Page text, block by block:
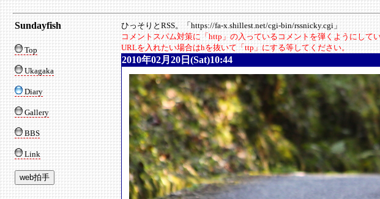
Sundayfish
Top
Ukagaka
Diary
Gallery
BBS
Link
ひっそりとRSS。「https://fa-x.shillest.net/cgi-bin/rssnicky.cgi」
コメントスパム対策に「http」の入っているコメントを弾くようにしてい
URLを入れたい場合はhを抜いて「ttp」にする等してください。
2010年02月20日(Sat)10:44